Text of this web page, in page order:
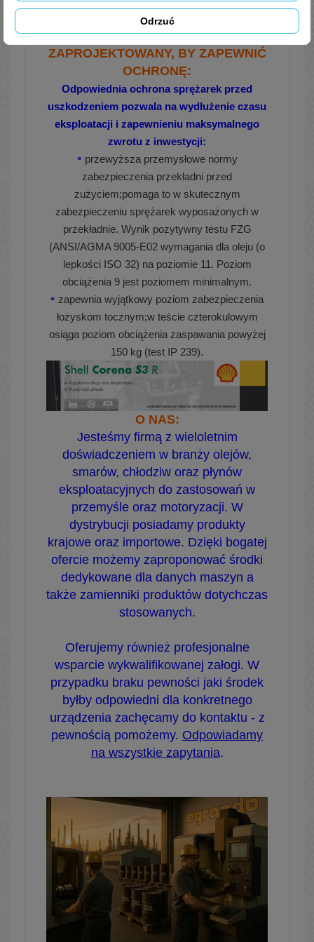
ZAPROJEKTOWANY, BY ZAPEWNIĆ
OCHRONĘ:
Odpowiednia ochrona sprężarek przed
uszkodzeniem pozwala na wydłużenie czasu
eksploatacji i zapewnieniu maksymalnego
zwrotu z inwestycji:
▪ przewyższa przemysłowe normy
zabezpieczenia przekładni przed
zużyciem;pomaga to w skutecznym
zabezpieczeniu sprężarek wyposażonych w
przekładnie. Wynik pozytywny testu FZG
(ANSI/AGMA 9005-E02 wymagania dla oleju (o
lepkości ISO 32) na poziomie 11. Poziom
obciążenia 9 jest poziomem minimalnym.
▪ zapewnia wyjątkowy poziom zabezpieczenia
łożyskom tocznym;w teście czterokulowym
osiąga poziom obciążenia zaspawania powyżej
150 kg (test IP 239).
O NAS:
Jesteśmy firmą z wieloletnim
doświadczeniem w branży olejów,
smarów, chłodziw oraz płynów
eksploatacyjnych do zastosowań w
przemyśle oraz motoryzacji. W
dystrybucji posiadamy produkty
krajowe oraz importowe. Dzięki bogatej
ofercie możemy zaproponować środki
dedykowane dla danych maszyn a
także zamienniki produktów dotychczas
stosowanych.
Oferujemy również profesjonalne
wsparcie wykwalifikowanej załogi. W
przypadku braku pewności jaki środek
byłby odpowiedni dla konkretnego
urządzenia zachęcamy do kontaktu - z
pewnością pomożemy. Odpowiadamy
na wszystkie zapytania.
Odrzuć